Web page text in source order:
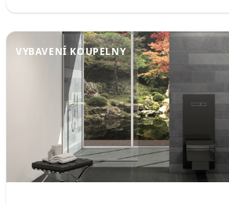
VYBAVENÍ KOUPELNY